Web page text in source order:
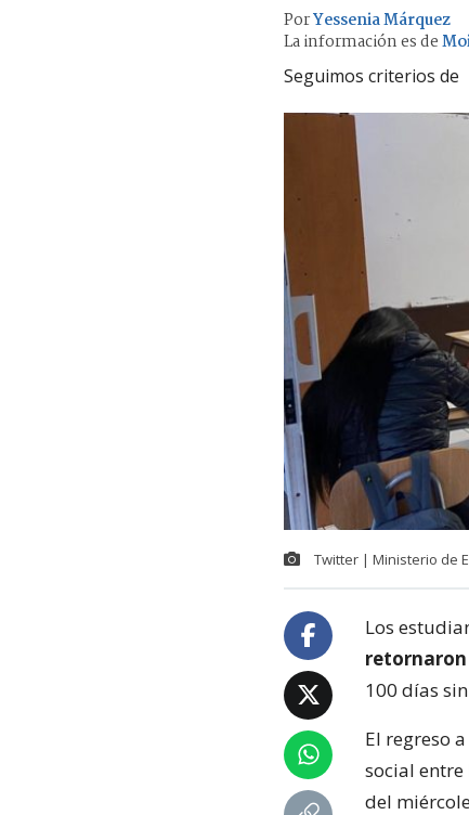
PorYessenia Márquez
La información es de
Seguimos criterios de
Twitter | Ministerio de
Los
100 días
El regreso
social
del